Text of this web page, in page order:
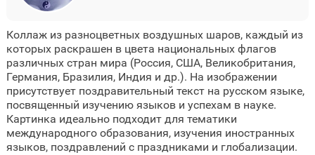
Коллаж из разноцветных воздушных шаров, каждый из
которых раскрашен в цвета национальных флагов
различных стран мира (Россия, США, Великобритания,
Германия, Бразилия, Индия и др.). На изображении
присутствует поздравительный текст на русском языке,
посвященный изучению языков и успехам в науке.
Картинка идеально подходит для тематики
международного образования, изучения иностранных
языков, поздравлений с праздниками и глобализации.